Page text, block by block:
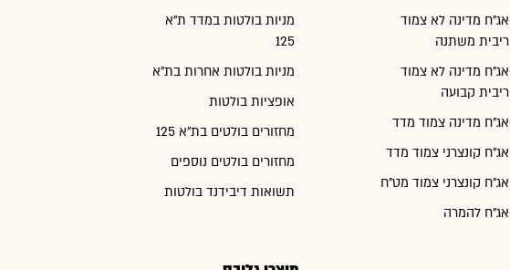
אג"ח מדינה לא צמוד
ריבית משתנה
אג"ח מדינה לא צמוד
ריבית קבועה
אג"ח מדינה צמוד מדד
אג"ח קונצרני צמוד מדד
אג"ח קונצרני צמוד מט"ח
אג"ח להמרה
מניות בולטות במדד ת"א
125
מניות בולטות אחרות בת"א
אופציות בולטות
מחזורים בולטים בת"א 125
מחזורים בולטים נוספים
תשואות דיבידנד בולטות